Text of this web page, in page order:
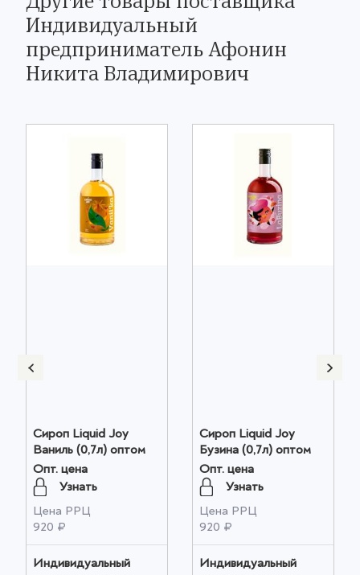
Индивидуальный
предприниматель Афонин
Никита Владимирович
Сироп Liquid Joy
Ваниль (0,7л) оптом
Опт. цена
Узнать
Цена РРЦ
920 ₽
Индивидуальный
Сироп Liquid Joy
Бузина (0,7л) оптом
Опт. цена
Узнать
Цена РРЦ
920 ₽
Индивидуальный